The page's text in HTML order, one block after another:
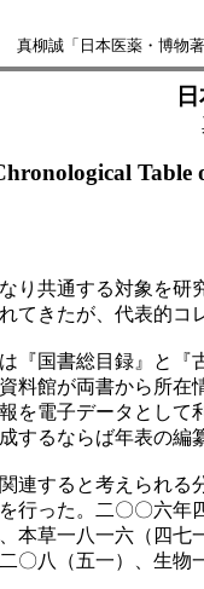
真柳誠「日本医薬・博物
Table
共通する対象を
てきたが、代表的
国書総目録』と
料館が両書から所
を電子データとし
するならば年表の
すると考えられ
行った。二〇〇六
本草一八一六（四
〇八（五一）、生